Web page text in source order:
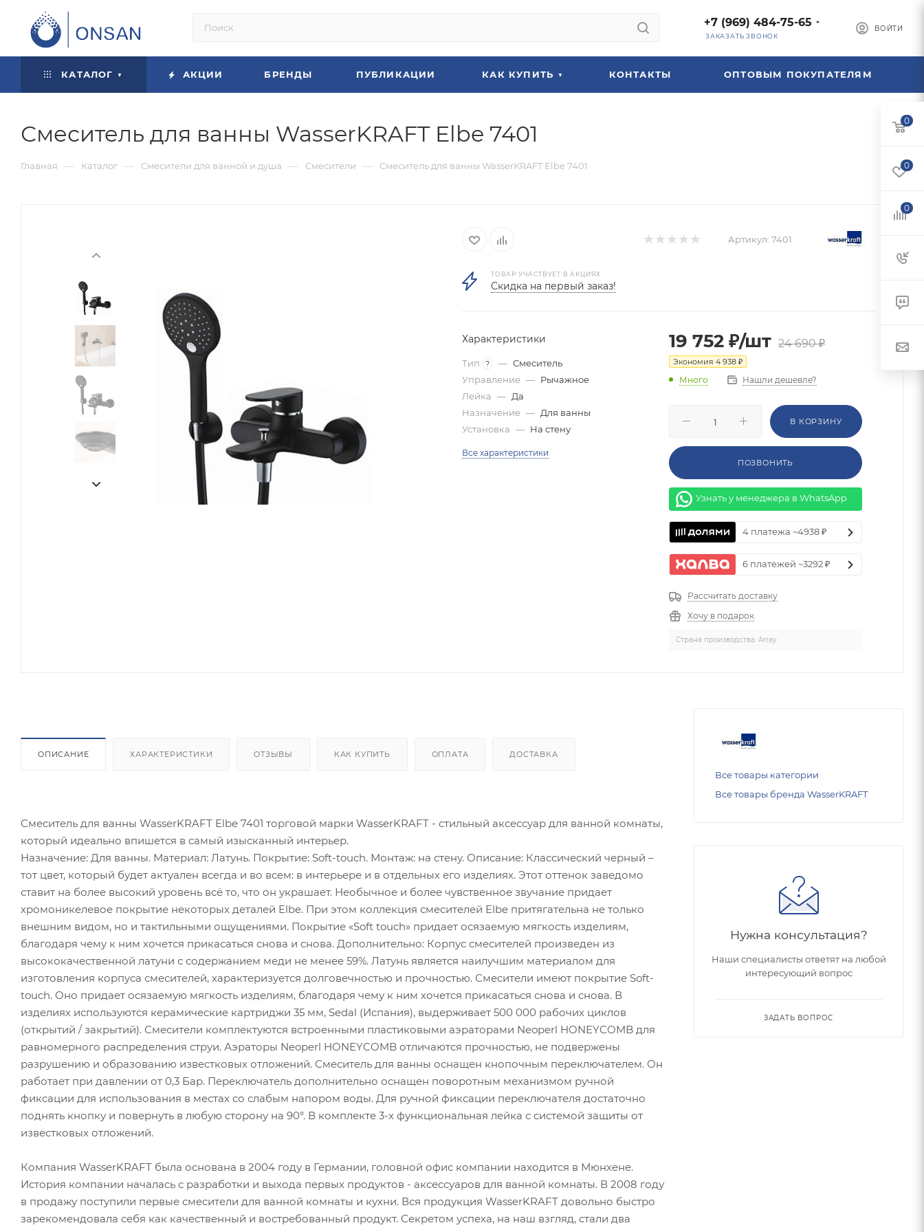
ВОЙТИ
+7 (969) 484-75-65
ЗАКАЗАТЬ ЗВОНОК
КАТАЛОГ АКЦИИ БРЕНДЫ ПУБЛИКАЦИИ КАК КУПИТЬ КОНТАКТЫ ОПТОВЫМ ПОКУПАТЕЛЯМ
Смеситель для ванны WasserKRAFT Elbe 7401
Главная — Каталог — Смесители для ванной и душа — Смесители — Смеситель для ванны WasserKRAFT Elbe 7401
Артикул: 7401
ТОВАР УЧАСТВУЕТ В АКЦИЯХ
Скидка на первый заказ!
Характеристики
Тип ? — Смеситель
Управление — Рычажное
Лейка — Да
Назначение — Для ванны
Установка — На стену
Все характеристики
19 752 ₽/шт 24 690₽
Экономия 4 938 ₽
Много Нашли дешевле?
В КОРЗИНУ
ПОЗВОНИТЬ
Узнать у менеджера в WhatsApp
4 платежа ~4938 ₽
6 платежей ~3292 ₽
Рассчитать доставку
Хочу в подарок
Страна производства: Array
ОПИСАНИЕ ХАРАКТЕРИСТИКИ ОТЗЫВЫ КАК КУПИТЬ ОПЛАТА ДОСТАВКА
Смеситель для ванны WasserKRAFT Elbe 7401 торговой марки WasserKRAFT - стильный аксессуар для ванной комнаты,
который идеально впишется в самый изысканный интерьер.
Назначение: Для ванны. Материал: Латунь. Покрытие: Soft-touch. Монтаж: на стену. Описание: Классический черный –
тот цвет, который будет актуален всегда и во всем: в интерьере и в отдельных его изделиях. Этот оттенок заведомо
ставит на более высокий уровень всё то, что он украшает. Необычное и более чувственное звучание придает
хромоникелевое покрытие некоторых деталей Elbe. При этом коллекция смесителей Elbe притягательна не только
внешним видом, но и тактильными ощущениями. Покрытие «Soft touch» придает осязаемую мягкость изделиям,
благодаря чему к ним хочется прикасаться снова и снова. Дополнительно: Корпус смесителей произведен из
высококачественной латуни с содержанием меди не менее 59%. Латунь является наилучшим материалом для
изготовления корпуса смесителей, характеризуется долговечностью и прочностью. Смесители имеют покрытие Soft-
touch. Оно придает осязаемую мягкость изделиям, благодаря чему к ним хочется прикасаться снова и снова. В
изделиях используются керамические картриджи 35 мм, Sedal (Испания), выдерживает 500 000 рабочих циклов
(открытий / закрытий). Смесители комплектуются встроенными пластиковыми аэраторами Neoperl HONEYCOMB для
равномерного распределения струи. Аэраторы Neoperl HONEYCOMB отличаются прочностью, не подвержены
разрушению и образованию известковых отложений. Смеситель для ванны оснащен кнопочным переключателем. Он
работает при давлении от 0,3 Бар. Переключатель дополнительно оснащен поворотным механизмом ручной
фиксации для использования в местах со слабым напором воды. Для ручной фиксации переключателя достаточно
поднять кнопку и повернуть в любую сторону на 90°. В комплекте 3-х функциональная лейка с системой защиты от
известковых отложений.
Компания WasserKRAFT была основана в 2004 году в Германии, головной офис компании находится в Мюнхене.
История компании началась с разработки и выхода первых продуктов - аксессуаров для ванной комнаты. В 2008 году
в продажу поступили первые смесители для ванной комнаты и кухни. Вся продукция WasserKRAFT довольно быстро
зарекомендовала себя как качественный и востребованный продукт. Секретом успеха, на наш взгляд, стали два
Все товары категории
Все товары бренда WasserKRAFT
Нужна консультация?
Наши специалисты ответят на любой
интересующий вопрос
ЗАДАТЬ ВОПРОС
0
0
0